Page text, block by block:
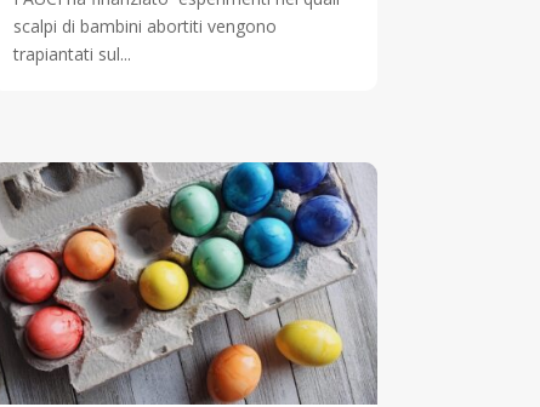
scalpi di bambini abortiti vengono
trapiantati sul...